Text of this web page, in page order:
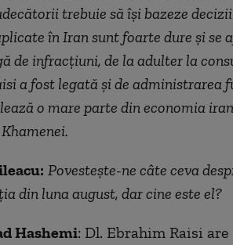
trebuie să își bazeze
în Iran sunt foarte dure şi se
de infracțiuni, de la adulter la
a fost legată şi de administrarea
o mare parte din economia
Povestește-ne câte ceva
din luna august, dar cine este el?
Hashemi: Dl. Ebrahim Raisi